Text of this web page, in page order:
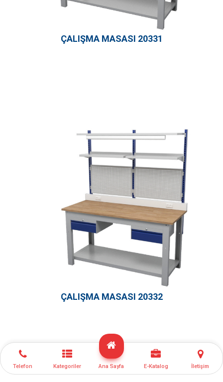
ÇALIŞMA MASASI 20331
ÇALIŞMA MASASI 20332
Telefon Kategoriler Ana Sayfa E-Katalog İletişim